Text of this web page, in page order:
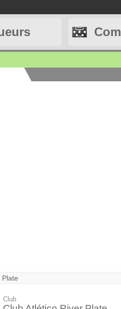
Plate
Club